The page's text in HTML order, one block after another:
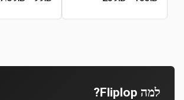
למה Fliplop?